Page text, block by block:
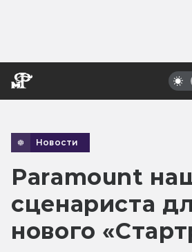
Новости
Paramount
сценариста
нового